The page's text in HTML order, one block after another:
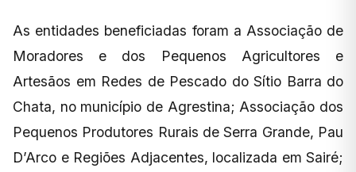
As entidades beneficiadas foram a Associação de
Moradores e dos Pequenos Agricultores e
Artesãos em Redes de Pescado do Sítio Barra do
Chata, no município de Agrestina; Associação dos
Pequenos Produtores Rurais de Serra Grande, Pau
D’Arco e Regiões Adjacentes, localizada em Sairé;